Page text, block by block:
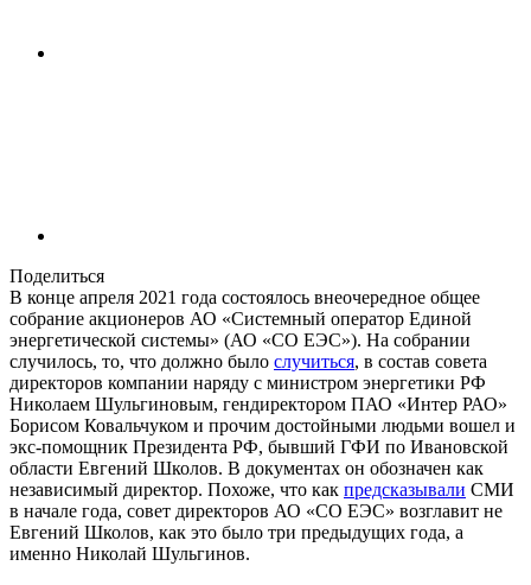
Поделиться
В конце апреля 2021 года состоялось внеочередное общее
собрание акционеров АО «Системный оператор Единой
энергетической системы» (АО «СО ЕЭС»). На собрании
случилось, то, что должно было случиться, в состав совета
директоров компании наряду с министром энергетики РФ
Николаем Шульгиновым, гендиректором ПАО «Интер РАО»
Борисом Ковальчуком и прочим достойными людьми вошел и
экс-помощник Президента РФ, бывший ГФИ по Ивановской
области Евгений Школов. В документах он обозначен как
независимый директор. Похоже, что как предсказывали СМИ
в начале года, совет директоров АО «СО ЕЭС» возглавит не
Евгений Школов, как это было три предыдущих года, а
именно Николай Шульгинов.